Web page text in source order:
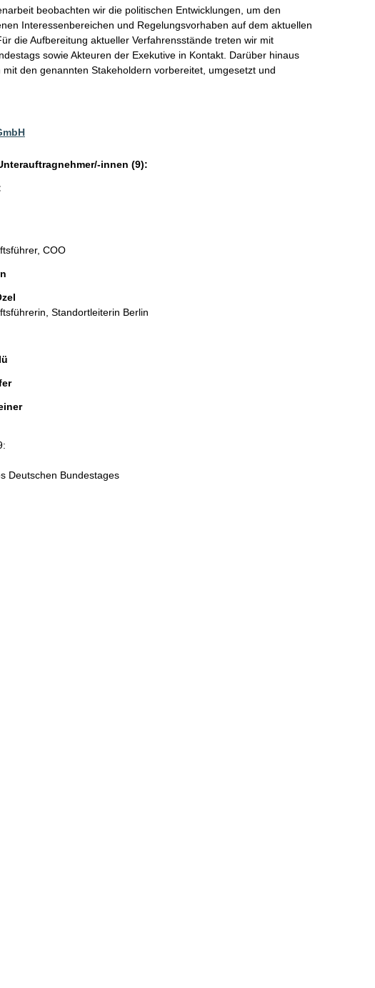
beobachten wir die politischen Entwicklungen, um den
Interessenbereichen und Regelungsvorhaben auf dem aktuellen
die Aufbereitung aktueller Verfahrensstände treten wir mit
sowie Akteuren der Exekutive in Kontakt. Darüber hinaus
den genannten Stakeholdern vorbereitet, umgesetzt und
innen (9):
COO
Standortleiterin Berlin
Deutschen Bundestages